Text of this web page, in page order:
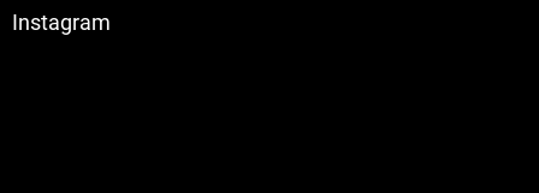
Instagram